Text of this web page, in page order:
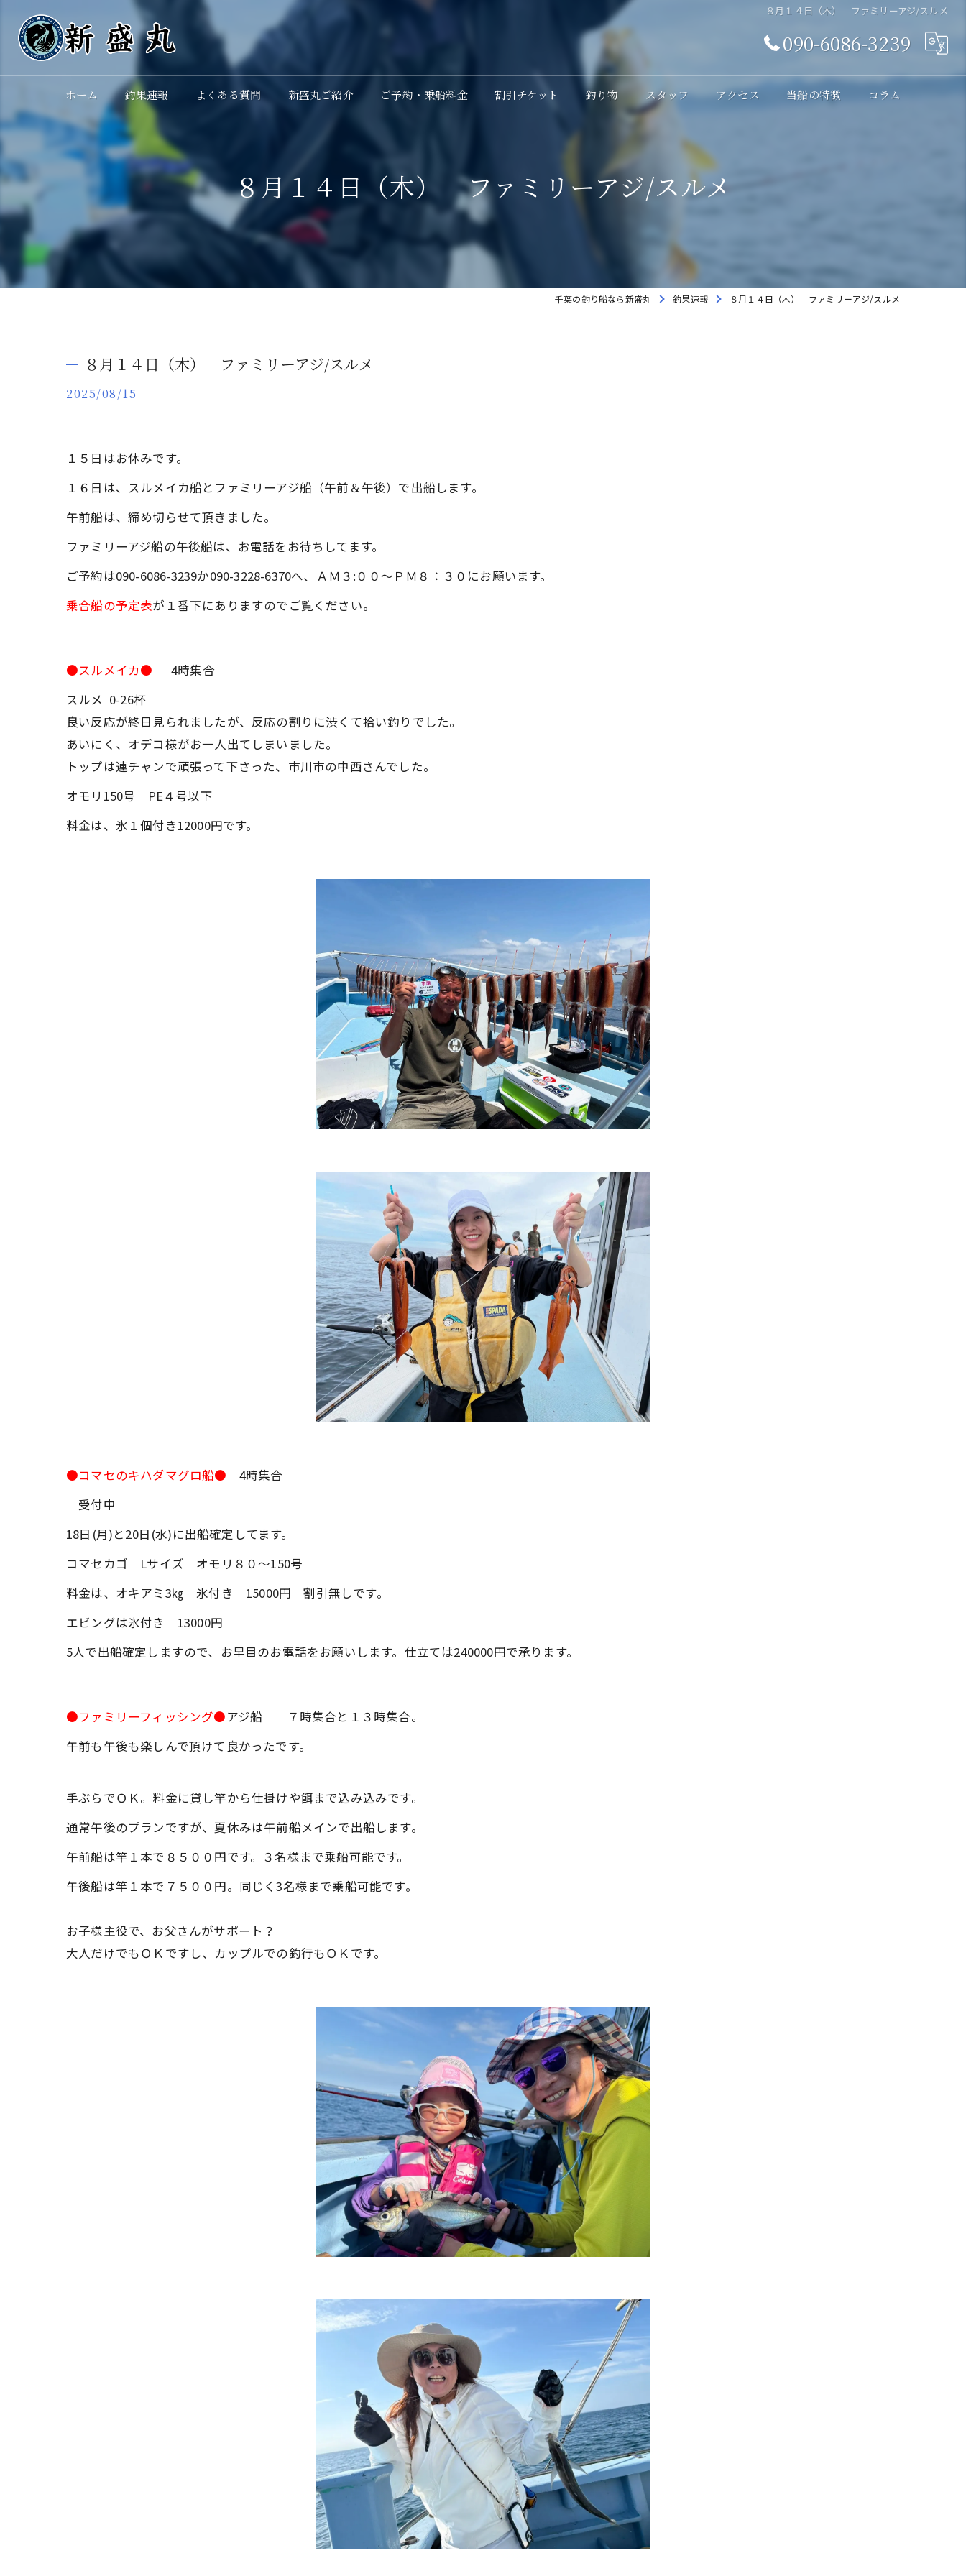
８月１４日（木） ファミリーアジ/スルメ
090-6086-3239
ホーム 釣果速報 よくある質問 新盛丸ご紹介 ご予約・乗船料金 割引チケット 釣り物 スタッフ アクセス 当船の特徴 コラム
８月１４日（木） ファミリーアジ/スルメ
千葉の釣り船なら新盛丸 釣果速報 ８月１４日（木） ファミリーアジ/スルメ
８月１４日（木） ファミリーアジ/スルメ
2025/08/15
１５日はお休みです。
１６日は、スルメイカ船とファミリーアジ船（午前＆午後）で出船します。
午前船は、締め切らせて頂きました。
ファミリーアジ船の午後船は、お電話をお待ちしてます。
ご予約は090-6086-3239か090-3228-6370へ、ＡＭ３:００～ＰＭ８：３０にお願います。
乗合船の予定表が１番下にありますのでご覧ください。
●スルメイカ●
4時集合
スルメ 0-26杯
良い反応が終日見られましたが、反応の割りに渋くて拾い釣りでした。
あいにく、オデコ様がお一人出てしまいました。
トップは連チャンで頑張って下さった、市川市の中西さんでした。
オモリ150号 PE４号以下
料金は、氷１個付き12000円です。
●コマセのキハダマグロ船● 4時集合
受付中
18日(月)と20日(水)に出船確定してます。
コマセカゴ Lサイズ オモリ８０～150号
料金は、オキアミ3㎏ 氷付き 15000円 割引無しです。
エビングは氷付き 13000円
5人で出船確定しますので、お早目のお電話をお願いします。仕立ては240000円で承ります。
●ファミリーフィッシング●アジ船 ７時集合と１３時集合。
午前も午後も楽しんで頂けて良かったです。
手ぶらでＯＫ。料金に貸し竿から仕掛けや餌まで込み込みです。
通常午後のプランですが、夏休みは午前船メインで出船します。
午前船は竿１本で８５００円です。３名様まで乗船可能です。
午後船は竿１本で７５００円。同じく3名様まで乗船可能です。
お子様主役で、お父さんがサポート？
大人だけでもＯＫですし、カップルでの釣行もＯＫです。